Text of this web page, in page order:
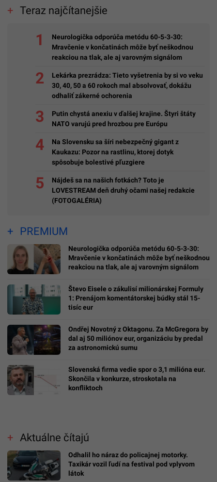
Teraz najčítanejšie
Neurologička odporúča metódu 60-5-3-30:
Mravčenie v končatinách môže byť neškodnou
reakciou na tlak, ale aj varovným signálom
Lekárka prezrádza: Tieto vyšetrenia by si vo veku
30, 40, 50 a 60 rokoch mal absolvovať, dokážu
odhaliť zákerné ochorenia
Putin chystá anexiu v ďalšej krajine. Štyri štáty
NATO varujú pred hrozbou pre Európu
Na Slovensku sa šíri nebezpečný gigant z
Kaukazu: Pozor na rastlinu, ktorej dotyk
spôsobuje bolestivé pľuzgiere
Nájdeš sa na našich fotkách? Toto je
LOVESTREAM deň druhý očami našej redakcie
(FOTOGALÉRIA)
PREMIUM
Neurologička odporúča metódu 60-5-3-30:
Mravčenie v končatinách môže byť neškodnou
reakciou na tlak, ale aj varovným signálom
Števo Eisele o zákulisí milionárskej Formuly
1: Prenájom komentátorskej búdky stál 15-
tisíc eur
Ondřej Novotný z Oktagonu. Za McGregora by
dal aj 50 miliónov eur, organizáciu by predal
za astronomickú sumu
Slovenská firma vedie spor o 3,1 milióna eur.
Skončila v konkurze, stroskotala na
konfliktoch
Aktuálne čítajú
Odhalil ho náraz do policajnej motorky.
Taxikár vozil ľudí na festival pod vplyvom
látok